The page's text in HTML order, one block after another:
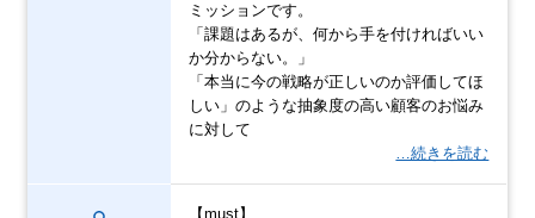
ミッションです。
「課題はあるが、何から手を付ければいい
か分からない。」
「本当に今の戦略が正しいのか評価してほ
しい」のような抽象度の高い顧客のお悩み
に対して
…続きを読む
【must】